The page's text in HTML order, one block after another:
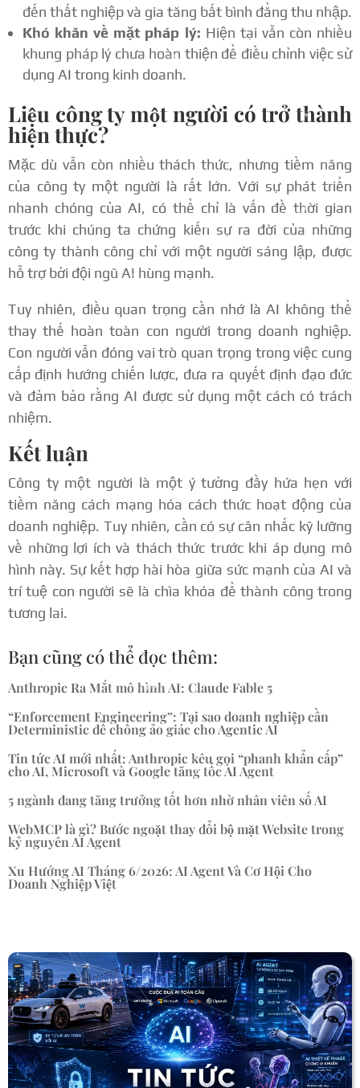
đến thất nghiệp và gia tăng bất bình đẳng thu nhập.
Khó khăn về mặt pháp lý: Hiện tại vẫn còn nhiều
khung pháp lý chưa hoàn thiện để điều chỉnh việc sử
dụng AI trong kinh doanh.
Liệu công ty một người có trở thành
hiện thực?
Mặc dù vẫn còn nhiều thách thức, nhưng tiềm năng
của công ty một người là rất lớn. Với sự phát triển
nhanh chóng của AI, có thể chỉ là vấn đề thời gian
trước khi chúng ta chứng kiến sự ra đời của những
công ty thành công chỉ với một người sáng lập, được
hỗ trợ bởi đội ngũ AI hùng mạnh.
Tuy nhiên, điều quan trọng cần nhớ là AI không thể
thay thế hoàn toàn con người trong doanh nghiệp.
Con người vẫn đóng vai trò quan trọng trong việc cung
cấp định hướng chiến lược, đưa ra quyết định đạo đức
và đảm bảo rằng AI được sử dụng một cách có trách
nhiệm.
Kết luận
Công ty một người là một ý tưởng đầy hứa hẹn với
tiềm năng cách mạng hóa cách thức hoạt động của
doanh nghiệp. Tuy nhiên, cần có sự cân nhắc kỹ lưỡng
về những lợi ích và thách thức trước khi áp dụng mô
hình này. Sự kết hợp hài hòa giữa sức mạnh của AI và
trí tuệ con người sẽ là chìa khóa để thành công trong
tương lai.
Bạn cũng có thể đọc thêm:
Anthropic Ra Mắt mô hình AI: Claude Fable 5
“Enforcement Engineering”: Tại sao doanh nghiệp cần
Deterministic để chống ảo giác cho Agentic AI
Tin tức AI mới nhất: Anthropic kêu gọi “phanh khẩn cấp”
cho AI, Microsoft và Google tăng tốc AI Agent
5 ngành đang tăng trưởng tốt hơn nhờ nhân viên số AI
WebMCP là gì? Bước ngoặt thay đổi bộ mặt Website trong
kỷ nguyên AI Agent
Xu Hướng AI Tháng 6/2026: AI Agent Và Cơ Hội Cho
Doanh Nghiệp Việt